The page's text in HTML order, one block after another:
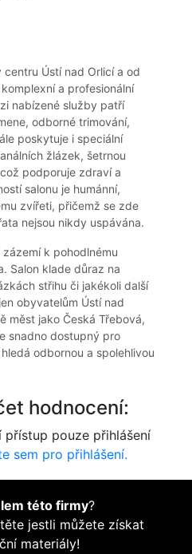
centru Ústí nad Orlicí a od
a profesionální
nabízené služby patří
odborné trimování,
poskytuje i speciální
žlázek, šetrnou
podporuje zdraví a
salonu je humánní,
zvířeti, přičemž se zde
nejsou nikdy uspávána.
k pohodlnému
Salon klade důraz na
střihu či jakékoli další
obyvatelům Ústí nad
měst jako Česká Třebová,
snadno dostupný pro
odbornou a spolehlivou
hodnocení:
přístup pouze přihlášení
sem pro přihlášení.
této firmy?
jestli můžete získat
materiály!